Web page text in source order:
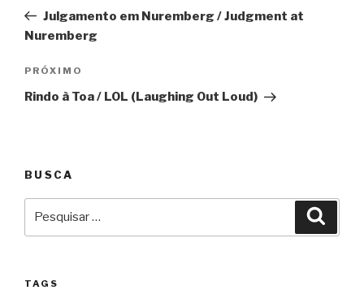
Post
Julgamento em Nuremberg / Judgment at
Nuremberg
Próximo
PRÓXIMO
Rindo à Toa / LOL (Laughing Out Loud)
BUSCA
TAGS